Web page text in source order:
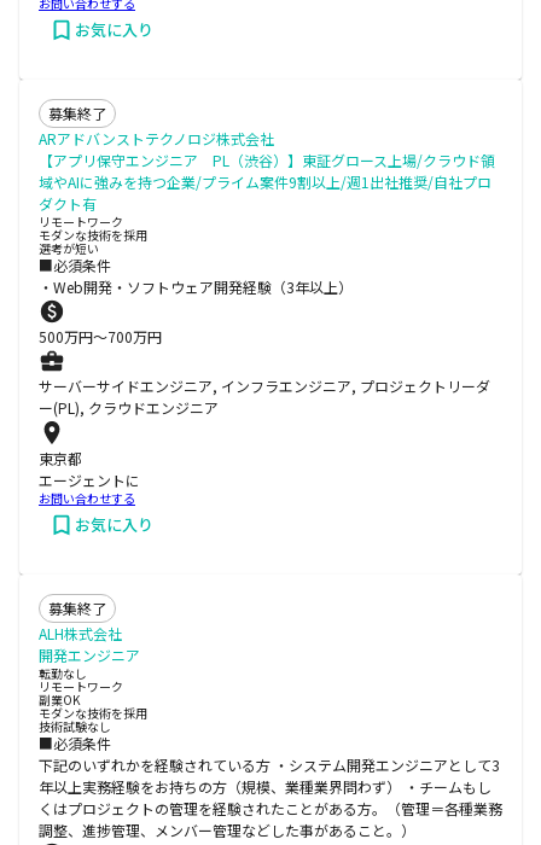
お気に入り
募集終了
ARアドバンストテクノロジ株式会社
【アプリ保守エンジニア PL（渋谷）】東証グロース上場/クラウド領
域やAIに強みを持つ企業/プライム案件9割以上/週1出社推奨/自社プロ
ダクト有
リモートワーク
モダンな技術を採用
選考が短い
■必須条件
・Web開発・ソフトウェア開発経験（3年以上）
500万円〜700万円
サーバーサイドエンジニア, インフラエンジニア, プロジェクトリーダ
ー(PL), クラウドエンジニア
東京都
エージェントに
お問い合わせする
お気に入り
募集終了
ALH株式会社
開発エンジニア
転勤なし
リモートワーク
副業OK
モダンな技術を採用
技術試験なし
■必須条件
下記のいずれかを経験されている方 ・システム開発エンジニアとして3
年以上実務経験をお持ちの方（規模、業種業界問わず） ・チームもし
くはプロジェクトの管理を経験されたことがある方。（管理＝各種業務
調整、進捗管理、メンバー管理などした事があること。）